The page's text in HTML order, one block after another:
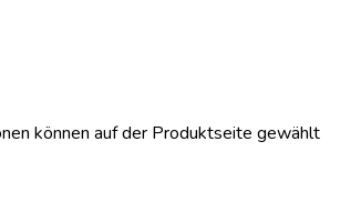
können auf der Produktseite gewählt